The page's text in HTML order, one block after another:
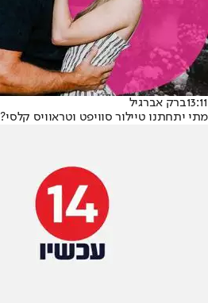
13:11ברק אברגיל
מתי יתחתנו טיילור סוויפט וטראוויס קלסי?